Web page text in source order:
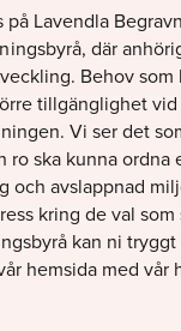
Lavendla
där
Behov som
tillgänglighet
Vi ser det
ro ska kunna ordna
och avslappnad
kring de val som
kan ni
hemsida med vår